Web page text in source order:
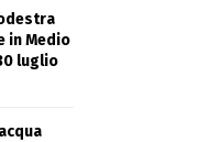
in Medio
luglio